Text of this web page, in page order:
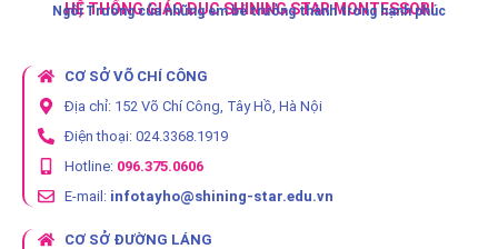
HỆ THỐNG GIÁO DỤC SHINING STAR MONTESSORI
Ngôi Trường của những em bé trưởng thành trong hạnh phúc
CƠ SỞ VÕ CHÍ CÔNG
Địa chỉ: 152 Võ Chí Công, Tây Hồ, Hà Nội
Điện thoại: 024.3368.1919
Hotline: 096.375.0606
E-mail: infotayho@shining-star.edu.vn
CƠ SỞ ĐƯỜNG LÁNG